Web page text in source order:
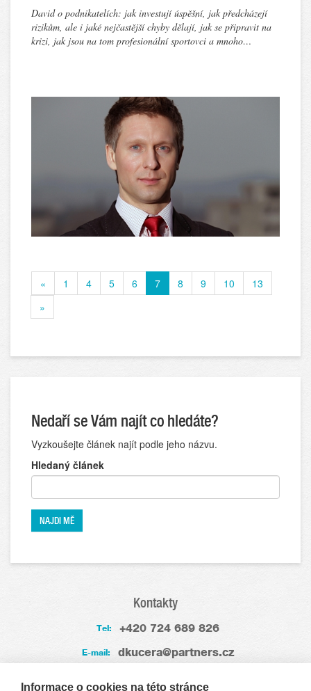
David o podnikatelích: jak investují úspěšní, jak předcházejí
rizikům, ale i jaké nejčastější chyby dělají, jak se připravit na
krizi, jak jsou na tom profesionální sportovci a mnoho…
« 1 4 5 6 7 8 9 10
13
»
Nedaří se Vám najít co hledáte?
Vyzkoušejte článek najít podle jeho názvu.
Hledaný článek
Kontakty
Tel: +420 724 689 826
E-mail: dkucera@partners.cz
Zkušenosti
Informace o cookies na této stránce